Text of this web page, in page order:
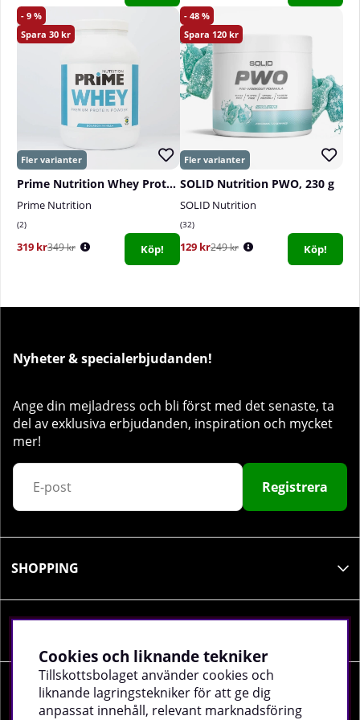
9
30
Prime Nutrition Whey Protein, 800 g
Prime Nutrition
2
319 kr349 kr Köp!
48
120
SOLID Nutrition PWO, 230 g
SOLID Nutrition
32
129 kr249 kr Köp!
Nyheter & specialerbjudanden!
Ange din mejladress och bli först med det senaste, ta
del av exklusiva erbjudanden, inspiration och mycket
mer!
Registrera
SHOPPING
SOCIALA MEDIER
Cookies och liknande tekniker
Tillskottsbolaget använder cookies och
liknande lagringstekniker för att ge dig
anpassat innehåll, relevant marknadsföring